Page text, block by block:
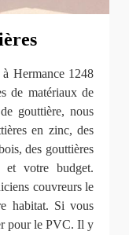
Hermance 1248
de matériaux de
gouttière, nous
en zinc, des
des gouttières
votre budget.
couvreurs le
habitat. Si vous
pour le PVC. Il y